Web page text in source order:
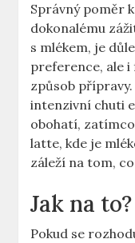
Správný poměr
dokonalému
s mlékem, je
preference, ale i
způsob
intenzivní chuti
obohatí,
latte, kde je
záleží na tom,
Jak na to?
Pokud se